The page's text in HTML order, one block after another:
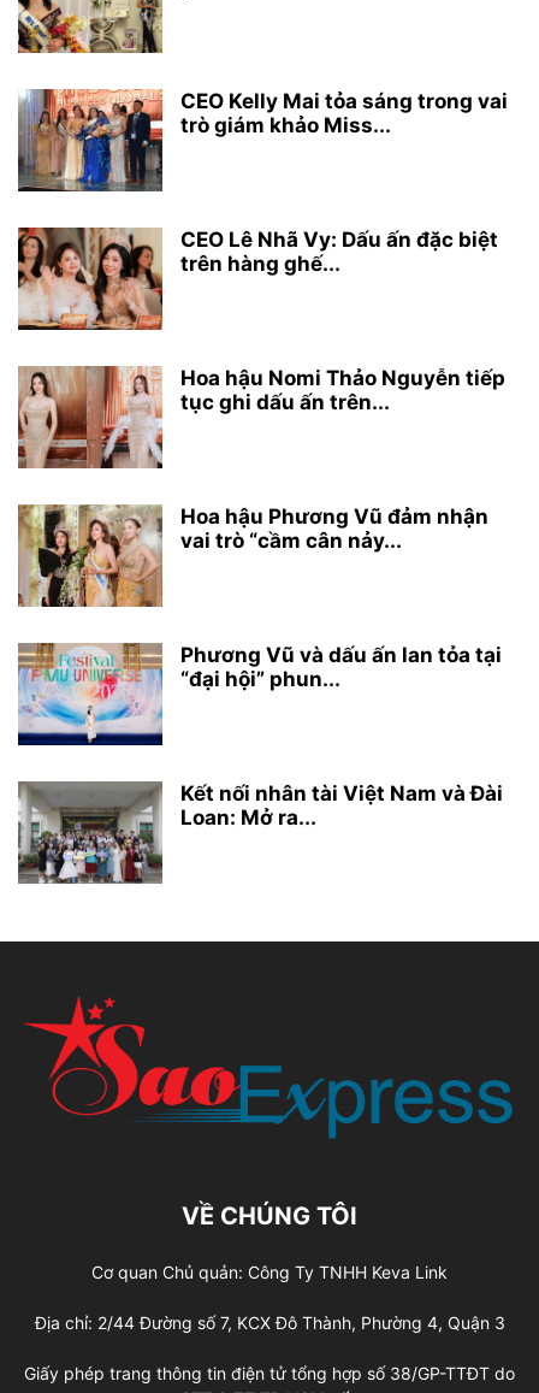
CEO Kelly Mai tỏa sáng trong vai
trò giám khảo Miss...
CEO Lê Nhã Vy: Dấu ấn đặc biệt
trên hàng ghế...
Hoa hậu Nomi Thảo Nguyễn tiếp
tục ghi dấu ấn trên...
Hoa hậu Phương Vũ đảm nhận
vai trò “cầm cân nảy...
Phương Vũ và dấu ấn lan tỏa tại
“đại hội” phun...
Kết nối nhân tài Việt Nam và Đài
Loan: Mở ra...
VỀ CHÚNG TÔI
Cơ quan Chủ quản: Công Ty TNHH Keva Link
Địa chỉ: 2/44 Đường số 7, KCX Đô Thành, Phường 4, Quận 3
Giấy phép trang thông tin điện tử tổng hợp số 38/GP-TTĐT do